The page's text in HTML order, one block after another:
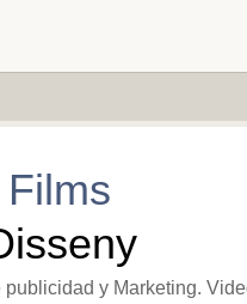
y Marketing.